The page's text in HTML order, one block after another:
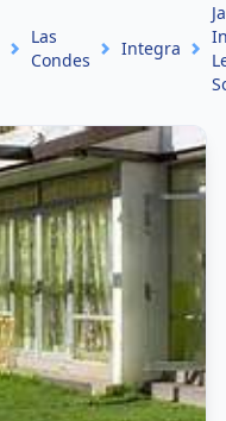
Las
Condes
Integra